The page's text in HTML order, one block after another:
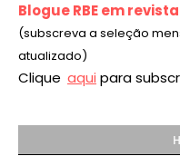
Blogue RBE em revista
(subscreva a seleção
atualizado)
Clique aqui para